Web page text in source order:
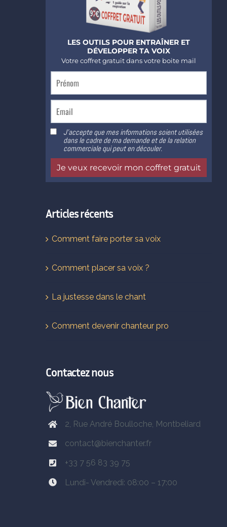
Articles récents
Comment faire porter sa voix
Comment placer sa voix ?
La justesse dans le chant
Comment devenir chanteur pro
Contactez nous
2, Rue André Boulloche, Montbeliard
contact@bienchanter.fr
+33 7 56 83 39 75
Lundi- Vendredi: 08:00 – 17:00